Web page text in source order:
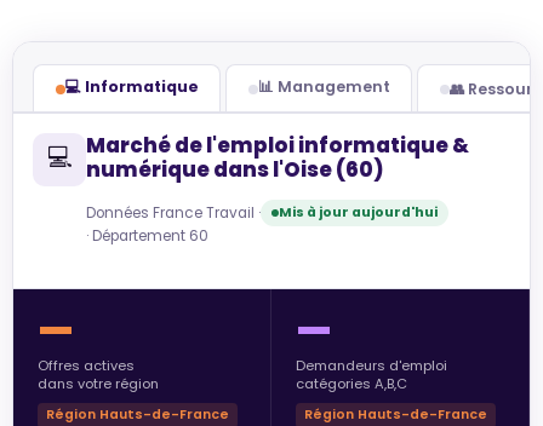
💻 Informatique 📊 Management 👥
💻 Marché de l'emploi informatique &
numérique dans l'Oise (60)
Données France Travail · Mis à jour aujourd'hui
· Département 60
—
Offres actives
dans votre région
Région Hauts-de-France
—
Demandeurs d'emploi
catégories A,B,C
Région Hauts-de-France